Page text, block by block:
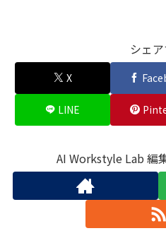
シェ
X
LINE
AI Workstyle Lab 編